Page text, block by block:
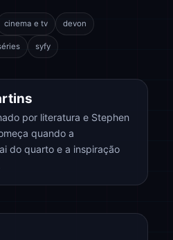
cinema e tv devon
syfy
por literatura e Stephen
quando a
do quarto e a inspiração